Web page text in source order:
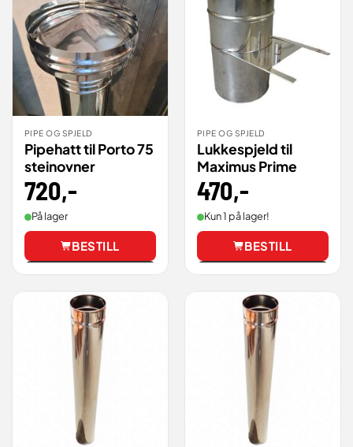
PIPE OG SPJELD
Pipehatt til Porto 75
steinovner
720,-
På lager
BESTILL
PIPE OG SPJELD
Lukkespjeld til
Maximus Prime
470,-
Kun 1 på lager!
BESTILL